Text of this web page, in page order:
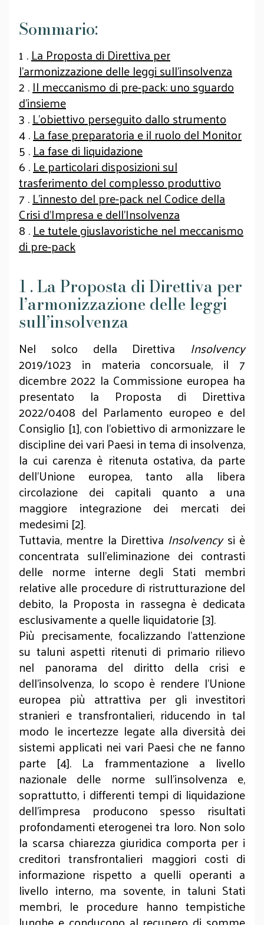
Sommario:
1 .La Proposta di Direttiva per
l’armonizzazione delle leggi sull’insolvenza
2 .Il meccanismo di pre-pack: uno sguardo
d’insieme
3 .L’obiettivo perseguito dallo strumento
4 .La fase preparatoria e il ruolo del Monitor
5 .La fase di liquidazione
6 .Le particolari disposizioni sul
trasferimento del complesso produttivo
7 .L’innesto del pre-pack nel Codice della
Crisi d’Impresa e dell’Insolvenza
8 .Le tutele giuslavoristiche nel meccanismo
di pre-pack
1 . La Proposta di Direttiva per
l’armonizzazione delle leggi
sull’insolvenza
Nel solco della Direttiva Insolvency
2019/1023 in materia concorsuale, il 7
dicembre 2022 la Commissione europea ha
presentato la Proposta di Direttiva
2022/0408 del Parlamento europeo e del
Consiglio [1], con l’obiettivo di armonizzare le
discipline dei vari Paesi in tema di insolvenza,
la cui carenza è ritenuta ostativa, da parte
dell’Unione europea, tanto alla libera
circolazione dei capitali quanto a una
maggiore integrazione dei mercati dei
medesimi [2].
Tuttavia, mentre la Direttiva Insolvencysi è
concentrata sull’eliminazione dei contrasti
delle norme interne degli Stati membri
relative alle procedure di ristrutturazione del
debito, la Proposta in rassegna è dedicata
esclusivamente a quelle liquidatorie [3].
Più precisamente, focalizzando l’attenzione
su taluni aspetti ritenuti di primario rilievo
nel panorama del diritto della crisi e
dell’insolvenza, lo scopo è rendere l’Unione
europea più attrattiva per gli investitori
stranieri e transfrontalieri, riducendo in tal
modo le incertezze legate alla diversità dei
sistemi applicati nei vari Paesi che ne fanno
parte [4]. La frammentazione a livello
nazionale delle norme sull’insolvenza e,
soprattutto, i differenti tempi di liquidazione
dell’impresa producono spesso risultati
profondamenti eterogenei tra loro. Non solo
la scarsa chiarezza giuridica comporta per i
creditori transfrontalieri maggiori costi di
informazione rispetto a quelli operanti a
livello interno, ma sovente, in taluni Stati
membri, le procedure hanno tempistiche